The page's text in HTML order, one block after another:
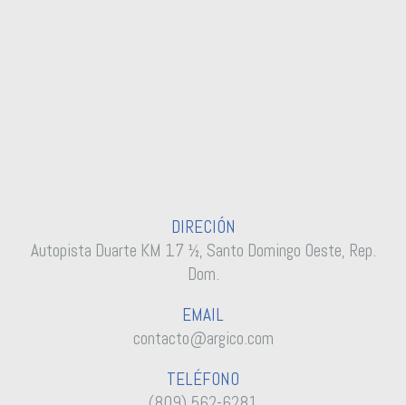
DIRECIÓN
Autopista Duarte KM 17 ½, Santo Domingo Oeste, Rep.
Dom.
EMAIL
contacto@argico.com
TELÉFONO